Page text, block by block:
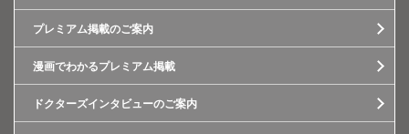
プレミアム掲載のご案内
漫画でわかるプレミアム掲載
ドクターズインタビューのご案内